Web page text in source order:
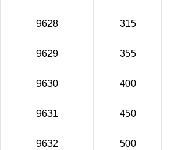
9628 315
9629 355
9630 400
9631 450
9632 500